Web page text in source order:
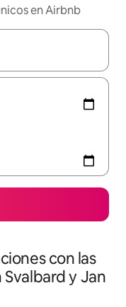
en Airbnb
navegá con las
con las
y Jan